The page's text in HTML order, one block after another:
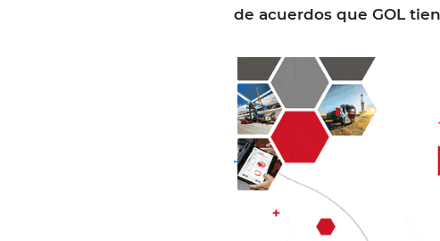
de acuerdos que GOL